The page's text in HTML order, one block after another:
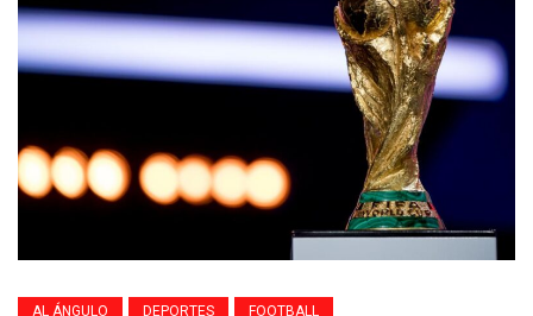
AL ÁNGULO DEPORTES FOOTBALL